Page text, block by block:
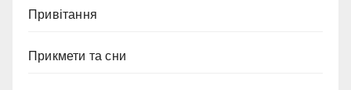
Привітання
Прикмети та сни